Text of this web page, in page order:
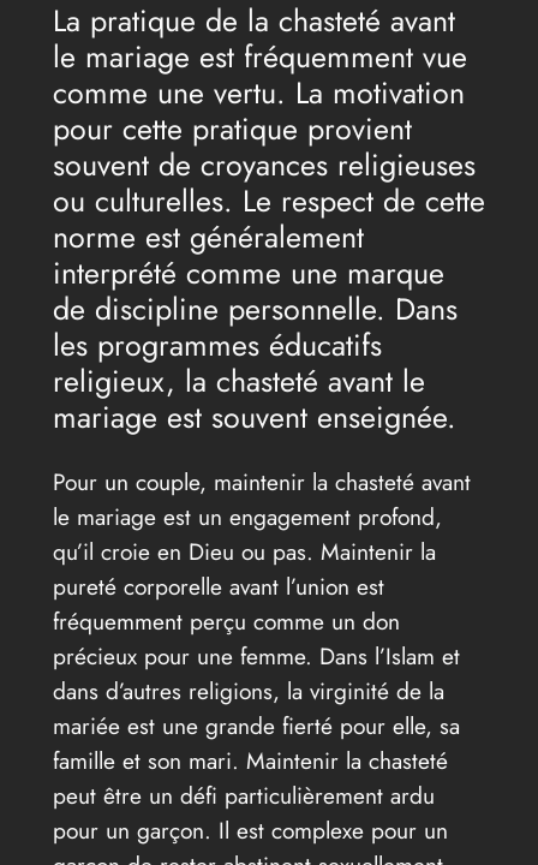
La pratique de la chasteté avant
le mariage est fréquemment vue
comme une vertu. La motivation
pour cette pratique provient
souvent de croyances religieuses
ou culturelles. Le respect de cette
norme est généralement
interprété comme une marque
de discipline personnelle. Dans
les programmes éducatifs
religieux, la chasteté avant le
mariage est souvent enseignée.
Pour un couple, maintenir la chasteté avant
le mariage est un engagement profond,
qu’il croie en Dieu ou pas. Maintenir la
pureté corporelle avant l’union est
fréquemment perçu comme un don
précieux pour une femme. Dans l’Islam et
dans d’autres religions, la virginité de la
mariée est une grande fierté pour elle, sa
famille et son mari. Maintenir la chasteté
peut être un défi particulièrement ardu
pour un garçon. Il est complexe pour un